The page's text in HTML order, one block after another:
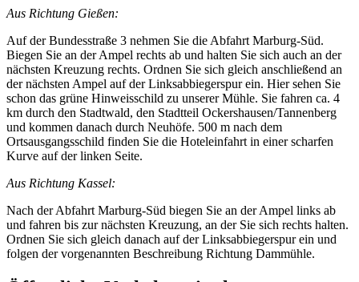
Aus Richtung Gießen:
Auf der Bundesstraße 3 nehmen Sie die Abfahrt Marburg-Süd.
Biegen Sie an der Ampel rechts ab und halten Sie sich auch an der
nächsten Kreuzung rechts. Ordnen Sie sich gleich anschließend an
der nächsten Ampel auf der Linksabbiegerspur ein. Hier sehen Sie
schon das grüne Hinweisschild zu unserer Mühle. Sie fahren ca. 4
km durch den Stadtwald, den Stadtteil Ockershausen/Tannenberg
und kommen danach durch Neuhöfe. 500 m nach dem
Ortsausgangsschild finden Sie die Hoteleinfahrt in einer scharfen
Kurve auf der linken Seite.
Aus Richtung Kassel:
Nach der Abfahrt Marburg-Süd biegen Sie an der Ampel links ab
und fahren bis zur nächsten Kreuzung, an der Sie sich rechts halten.
Ordnen Sie sich gleich danach auf der Linksabbiegerspur ein und
folgen der vorgenannten Beschreibung Richtung Dammühle.